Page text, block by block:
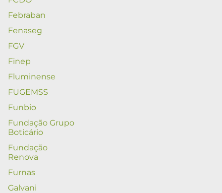
Febraban
Fenaseg
FGV
Finep
Fluminense
FUGEMSS
Funbio
Fundação Grupo
Boticário
Fundação
Renova
Furnas
Galvani